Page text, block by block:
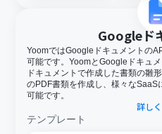
Googleド
YoomではGoogleドキュメントの
可能です。YoomとGoogleドキュ
ドキュメントで作成した書類の雛
のPDF書類を作成し、様々な
可能です。
詳し
テンプレート